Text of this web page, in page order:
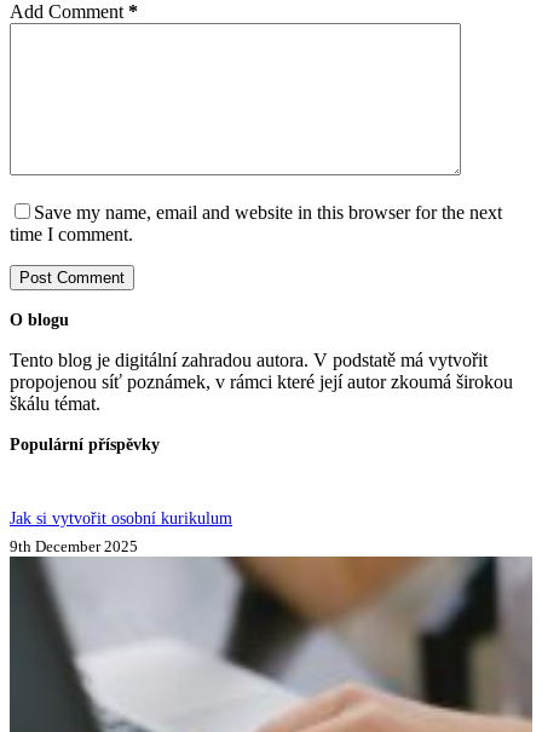
Add Comment *
Save my name, email and website in this browser for the next
time I comment.
Post Comment
O blogu
Tento blog je digitální zahradou autora. V podstatě má vytvořit
propojenou síť poznámek, v rámci které její autor zkoumá širokou
škálu témat.
Populární příspěvky
Jak si vytvořit osobní kurikulum
9th December 2025